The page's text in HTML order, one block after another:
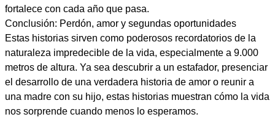
fortalece con cada año que pasa.
Conclusión: Perdón, amor y segundas oportunidades
Estas historias sirven como poderosos recordatorios de la
naturaleza impredecible de la vida, especialmente a 9.000
metros de altura. Ya sea descubrir a un estafador, presenciar
el desarrollo de una verdadera historia de amor o reunir a
una madre con su hijo, estas historias muestran cómo la vida
nos sorprende cuando menos lo esperamos.